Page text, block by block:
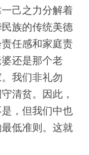
己之力分解着
族的传统美德
任感和家庭责
还是那个老
我们非礼勿
清贫。因此，
，但我们中也
低准则。这就